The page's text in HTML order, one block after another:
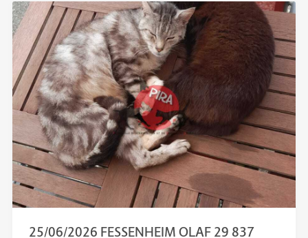
25/06/2026 FESSENHEIM OLAF 29 837